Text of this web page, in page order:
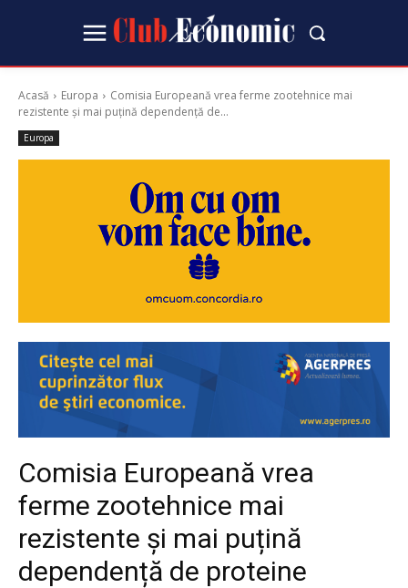
Acasă Europa
Comisia Europeană vrea ferme zootehnice mai
rezistente și mai puțină dependență de...
Europa
Comisia Europeană vrea
ferme zootehnice mai
rezistente și mai puțină
dependență de proteine